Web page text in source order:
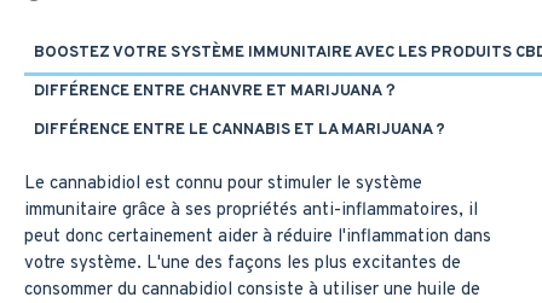
BOOSTEZ VOTRE SYSTÈME IMMUNITAIRE AVEC LES PRODUITS
DIFFÉRENCE ENTRE CHANVRE ET MARIJUANA？
DIFFÉRENCE ENTRE LE CANNABIS ET LA MARIJUANA ?
Le cannabidiol est connu pour stimuler le système
immunitaire grâce à ses propriétés anti-inflammatoires, il
peut donc certainement aider à réduire l'inflammation dans
votre système. L'une des façons les plus excitantes de
consommer du cannabidiol consiste à utiliser une huile de